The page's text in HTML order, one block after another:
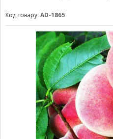
Код товару: AD-1865